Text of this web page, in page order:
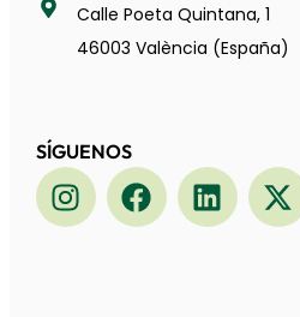
Calle Poeta Quintana, 1
46003 València (España)
SÍGUENOS